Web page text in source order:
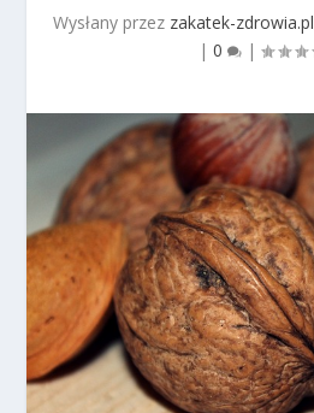
Wysłany przez zakatek-zdrowia.pl
| 0 |